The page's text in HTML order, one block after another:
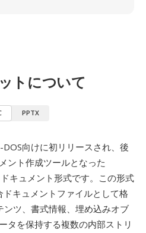
トについて
PPTX
向けに初リリースされ、後
ント作成ツールとなった
キュメント形式です。この形式
キュメントファイルとして格
ツ、書式情報、埋め込みオブ
タを保持する複数の内部ストリ